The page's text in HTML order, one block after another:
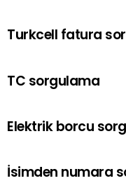
Turkcell fatura
TC sorgulama
Elektrik borcu
İsimden numara